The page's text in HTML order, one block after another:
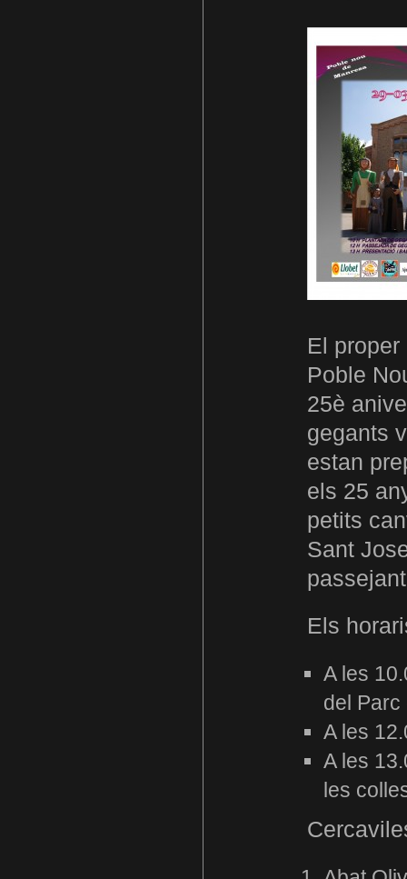
El
Poble
25è
gegants
estan
els 25
petits
Sant
Els
A les
del Parc
A les
A les
les